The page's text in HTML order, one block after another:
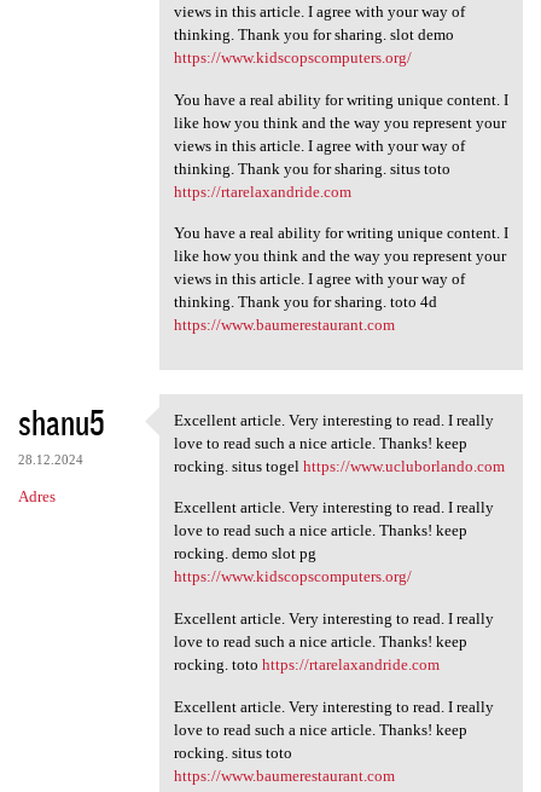
views in this article. I agree with your way of
thinking. Thank you for sharing. slot demo
https://www.kidscopscomputers.org/
You have a real ability for writing unique content. I
like how you think and the way you represent your
views in this article. I agree with your way of
thinking. Thank you for sharing. situs toto
https://rtarelaxandride.com
You have a real ability for writing unique content. I
like how you think and the way you represent your
views in this article. I agree with your way of
thinking. Thank you for sharing. toto 4d
https://www.baumerestaurant.com
shanu5
28.12.2024
Adres
Excellent article. Very
Excellent article. Very interesting to read. I really
love to read such a nice article. Thanks! keep
rocking. situs togel https://www.ucluborlando.com
Excellent article. Very interesting to read. I really
love to read such a nice article. Thanks! keep
rocking. demo slot pg
https://www.kidscopscomputers.org/
Excellent article. Very interesting to read. I really
love to read such a nice article. Thanks! keep
rocking. toto https://rtarelaxandride.com
Excellent article. Very interesting to read. I really
love to read such a nice article. Thanks! keep
rocking. situs toto
https://www.baumerestaurant.com